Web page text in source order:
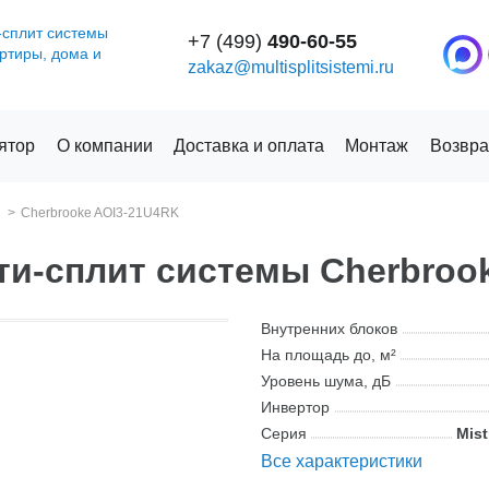
системы
дома и
+7 (499)490-60-55
zakaz@multisplitsistemi.ru
О компании Доставка и оплата Монтаж
Cherbrooke AOI3-21U4RK
сплит системы
Внутренних блоков
На площадь до, м²
Уровень шума, дБ
Инвертор
Серия
Все характеристики